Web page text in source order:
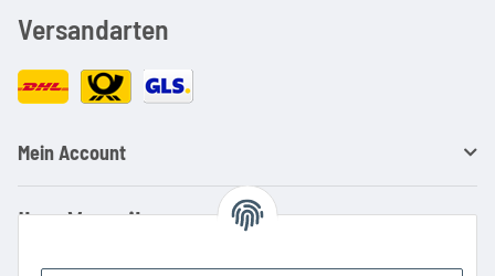
Versandarten
Mein Account
Ihre Vorteile